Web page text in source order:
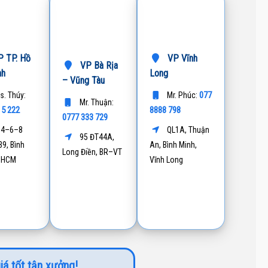
TP. Hồ
Thúy:
222
Bình
VP Bà Rịa
– Vũng Tàu
Mr. Thuận:
0777 333 729
95 ĐT44A,
Long Điền, BR–VT
VP Vĩnh
Long
Mr. Phúc:077
8888 798
QL1A, Thuận
An, Bình Minh,
Vĩnh Long